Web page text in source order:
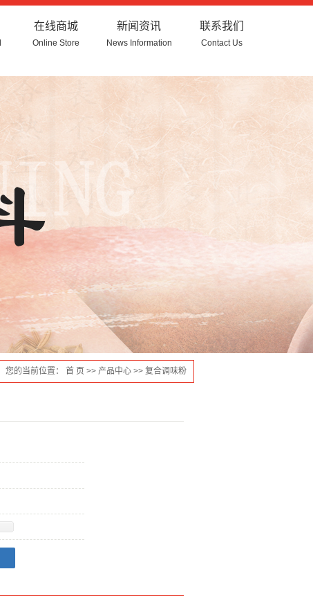
在线商城
Online Store
新闻资讯
News Information
行业新闻
联系我们
Contact Us
您的当前位置： 首 页 >> 产品中心 >> 复合调味粉